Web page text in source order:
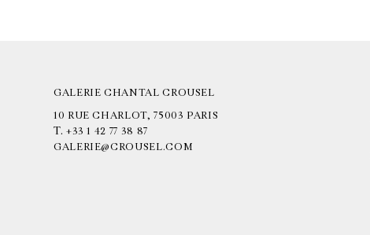
GALERIE CHANTAL CROUSEL
10 RUE CHARLOT, 75003 PARIS
T. +33 1 42 77 38 87
GALERIE@CROUSEL.COM